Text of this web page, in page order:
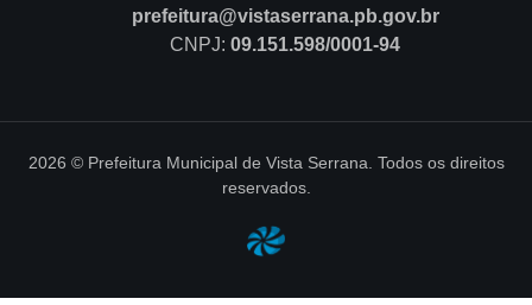
prefeitura@vistaserrana.pb.gov.br
CNPJ: 09.151.598/0001-94
2026 © Prefeitura Municipal de Vista Serrana. Todos os direitos
reservados.